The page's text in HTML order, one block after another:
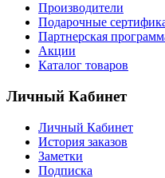
Производители
Подарочные
Партнерская
Акции
Каталог товаров
Личный Кабинет
Личный Кабинет
История заказов
Заметки
Подписка